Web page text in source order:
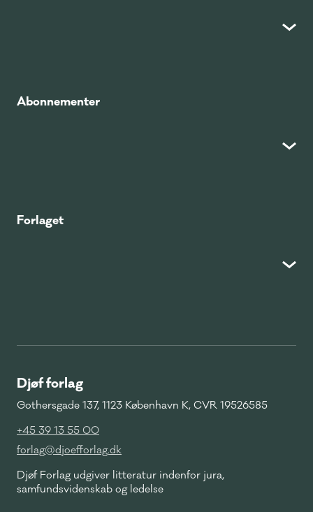
Abonnementer
Forlaget
Djøf forlag
Gothersgade 137, 1123 København K, CVR 19526585
+45 39 13 55 00
forlag@djoefforlag.dk
Djøf Forlag udgiver litteratur indenfor jura,
samfundsvidenskab og ledelse